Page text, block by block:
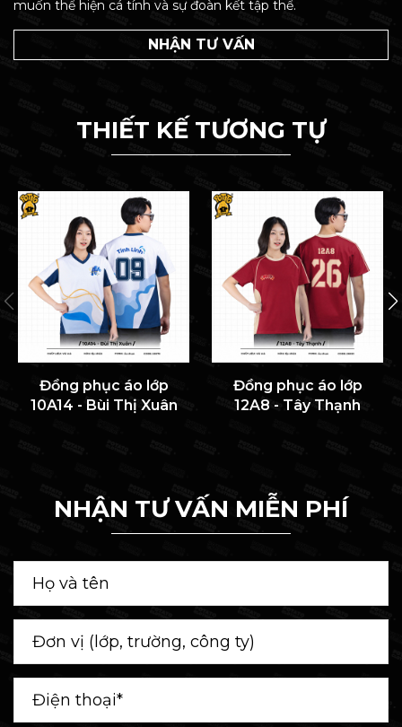
muốn thể hiện cá tính và sự đoàn kết tập thể.
NHẬN TƯ VẤN
THIẾT KẾ TƯƠNG TỰ
Đồng phục áo lớp
10A14 - Bùi Thị Xuân
Đồng phục áo lớp
12A8 - Tây Thạnh
NHẬN TƯ VẤN MIỄN PHÍ